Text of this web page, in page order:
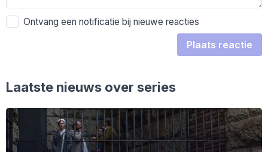
Ontvang een notificatie bij nieuwe reacties
Plaats reactie
Laatste nieuws over series